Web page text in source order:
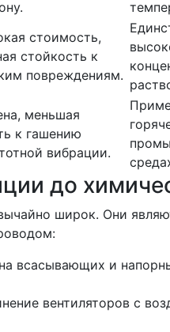
стоимость,
стойкость к
повреждениям.
меньшая
к гашению
вибрации.
до
широк. Они
всасывающих и
вентиляторов с